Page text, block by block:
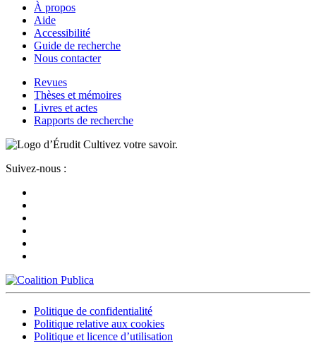
À propos
Aide
Accessibilité
Guide de recherche
Nous contacter
Revues
Thèses et mémoires
Livres et actes
Rapports de recherche
Cultivez votre savoir.
Suivez-nous :
Politique de confidentialité
Politique relative aux cookies
Politique et licence d’utilisation